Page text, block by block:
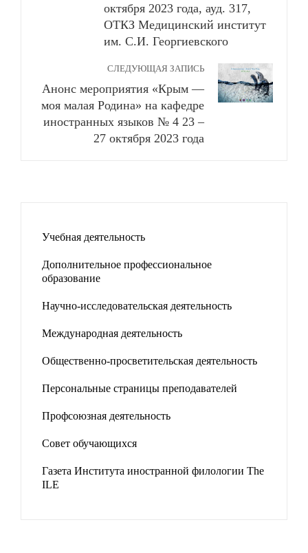
октября 2023 года, ауд. 317,
ОТКЗ Медицинский институт
им. С.И. Георгиевского
СЛЕДУЮЩАЯ ЗАПИСЬ
Анонс мероприятия «Крым —
моя малая Родина» на кафедре
иностранных языков № 4 23 –
27 октября 2023 года
Учебная деятельность
Дополнительное профессиональное
образование
Научно-исследовательская деятельность
Международная деятельность
Общественно-просветительская деятельность
Персональные страницы преподавателей
Профсоюзная деятельность
Совет обучающихся
Газета Института иностранной филологии The
ILE